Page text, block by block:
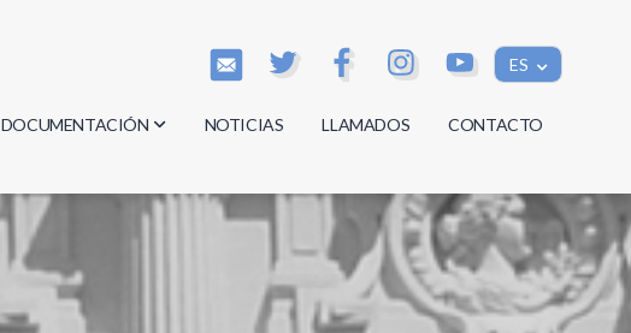
ES
DOCUMENTACIÓN
Actas
Reglamentos
Documentos
NOTICIAS LLAMADOS CONTACTO